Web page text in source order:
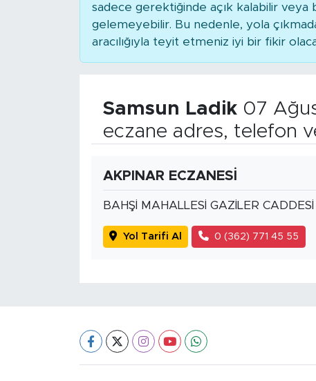
sadece gerektiğinde açık kalabilir
gelemeyebilir. Bu nedenle, yola
aracılığıyla teyit etmeniz iyi bir fikir
Samsun Ladik07
eczane adres, telefon
AKPINAR ECZANESİ
BAHŞİ MAHALLESİ GAZİLER
Yol Tarifi Al 0 (362) 771 45 55